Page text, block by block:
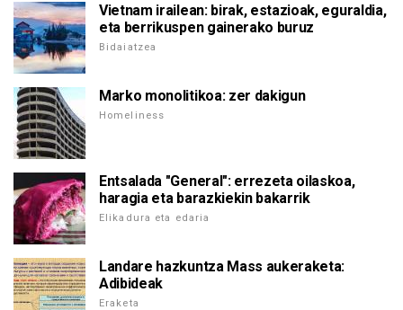
Vietnam irailean: birak, estazioak, eguraldia,
eta berrikuspen gainerako buruz
Bidaiatzea
Marko monolitikoa: zer dakigun
Homeliness
Entsalada "General": errezeta oilaskoa,
haragia eta barazkiekin bakarrik
Elikadura eta edaria
Landare hazkuntza Mass aukeraketa:
Adibideak
Eraketa